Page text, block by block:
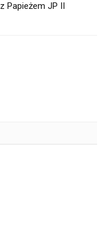
z Papieżem JP II